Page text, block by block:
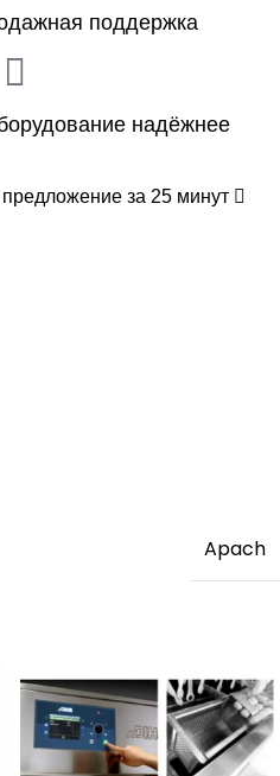
поддержка
надёжнее
за 25 минут
Apach